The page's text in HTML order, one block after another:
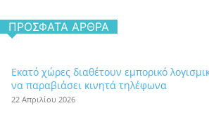
ΠΡΌΣΦΑΤΑ ΆΡΘΡΑ
Εκατό χώρες διαθέτουν εμπορικό
να παραβιάσει κινητά τηλέφωνα
22 Απριλίου 2026